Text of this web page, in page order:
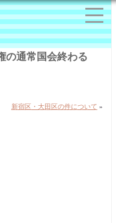
通常国会終わる
新宿区・大田区の件について »